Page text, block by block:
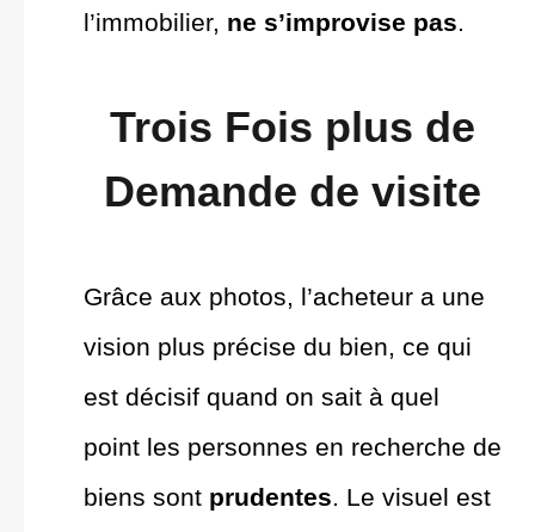
l’immobilier, ne s’improvise pas.
Trois Fois plus de
Demande de visite
Grâce aux photos, l’acheteur a une
vision plus précise du bien, ce qui
est décisif quand on sait à quel
point les personnes en recherche de
biens sont prudentes. Le visuel est